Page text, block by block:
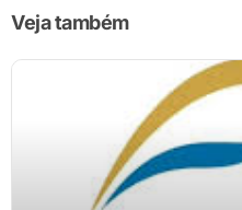
Veja também